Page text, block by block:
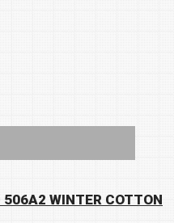
WINTER COTTON